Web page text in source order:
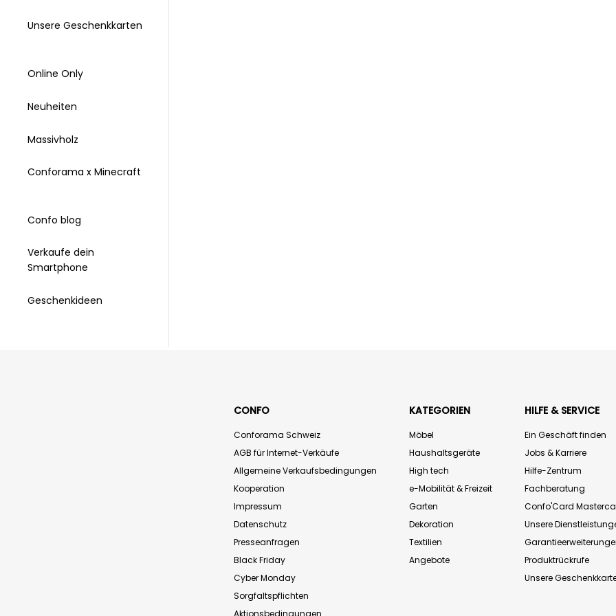
Unsere Geschenkkarten
Online Only
Neuheiten
Massivholz
Conforama x Minecraft
Confo blog
Verkaufe dein
Smartphone
Geschenkideen
CONFO
Conforama Schweiz
AGB für Internet-Verkäufe
Allgemeine Verkaufsbedingungen
Kooperation
Impressum
Datenschutz
Presseanfragen
Black Friday
Cyber Monday
Sorgfaltspflichten
KATEGORIEN
Möbel
Haushaltsgeräte
High tech
e-Mobilität & Freizeit
Garten
Dekoration
Textilien
Angebote
HILFE & SERVICE
Ein Geschäft finden
Jobs & Karriere
Hilfe-Zentrum
Fachberatung
Confo'Card
Unsere
Produktrückrufe
Unsere